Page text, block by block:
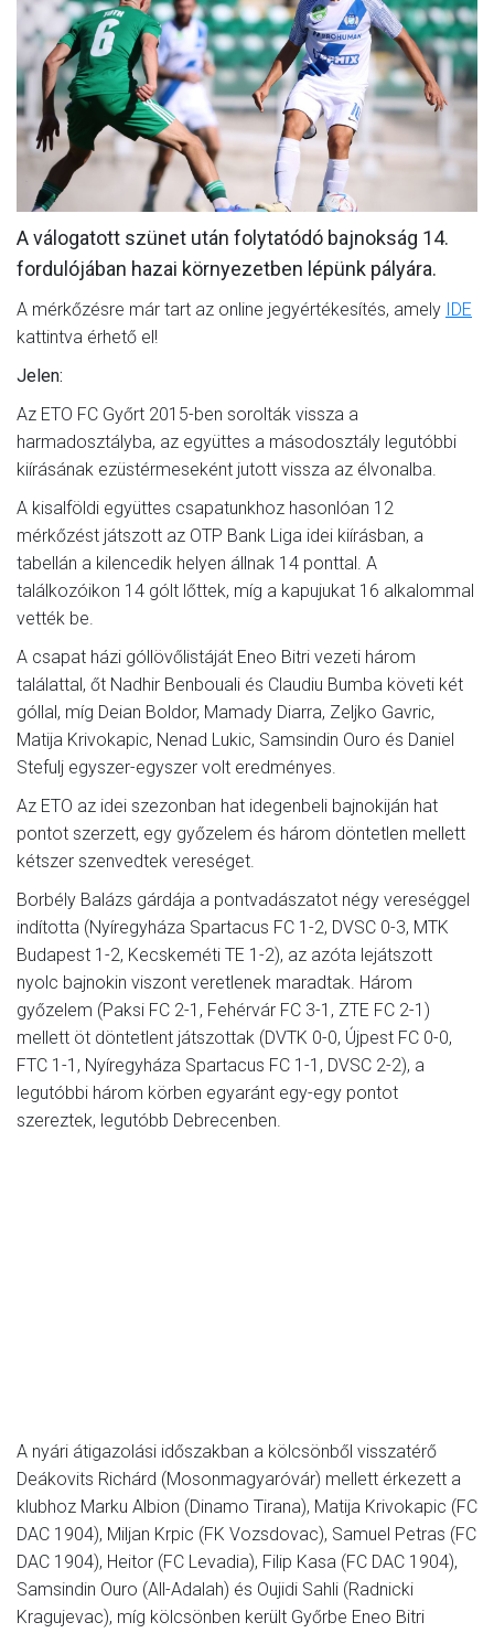
MÉRKŐZÉSEK
KLUB
GALÉRIA
SZURKOLÓI ÉLMÉNYEK
AKKREDITÁCIÓ
A válogatott szünet után folytatódó bajnokság 14.
fordulójában hazai környezetben lépünk pályára.
A mérkőzésre már tart az online jegyértékesítés, amely IDE
kattintva érhető el!
Jelen:
Az ETO FC Győrt 2015-ben sorolták vissza a
harmadosztályba, az együttes a másodosztály legutóbbi
kiírásának ezüstérmeseként jutott vissza az élvonalba.
A kisalföldi együttes csapatunkhoz hasonlóan 12
mérkőzést játszott az OTP Bank Liga idei kiírásban, a
tabellán a kilencedik helyen állnak 14 ponttal. A
találkozóikon 14 gólt lőttek, míg a kapujukat 16 alkalommal
vették be.
A csapat házi góllövőlistáját Eneo Bitri vezeti három
találattal, őt Nadhir Benbouali és Claudiu Bumba követi két
góllal, míg Deian Boldor, Mamady Diarra, Zeljko Gavric,
Matija Krivokapic, Nenad Lukic, Samsindin Ouro és Daniel
Stefulj egyszer-egyszer volt eredményes.
Az ETO az idei szezonban hat idegenbeli bajnokiján hat
pontot szerzett, egy győzelem és három döntetlen mellett
kétszer szenvedtek vereséget.
Borbély Balázs gárdája a pontvadászatot négy vereséggel
indította (Nyíregyháza Spartacus FC 1-2, DVSC 0-3, MTK
Budapest 1-2, Kecskeméti TE 1-2), az azóta lejátszott
nyolc bajnokin viszont veretlenek maradtak. Három
győzelem (Paksi FC 2-1, Fehérvár FC 3-1, ZTE FC 2-1)
mellett öt döntetlent játszottak (DVTK 0-0, Újpest FC 0-0,
FTC 1-1, Nyíregyháza Spartacus FC 1-1, DVSC 2-2), a
legutóbbi három körben egyaránt egy-egy pontot
szereztek, legutóbb Debrecenben.
A nyári átigazolási időszakban a kölcsönből visszatérő
Deákovits Richárd (Mosonmagyaróvár) mellett érkezett a
klubhoz Marku Albion (Dinamo Tirana), Matija Krivokapic (FC
DAC 1904), Miljan Krpic (FK Vozsdovac), Samuel Petras (FC
DAC 1904), Heitor (FC Levadia), Filip Kasa (FC DAC 1904),
Samsindin Ouro (All-Adalah) és Oujidi Sahli (Radnicki
Kragujevac), míg kölcsönben került Győrbe Eneo Bitri